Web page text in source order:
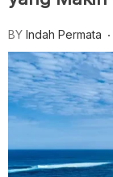
BY Indah Permata